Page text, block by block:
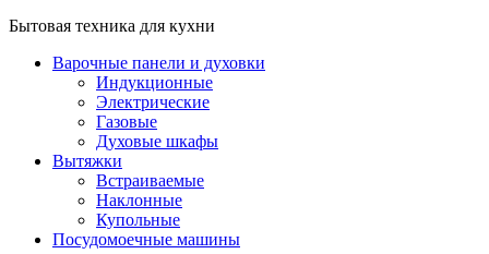
Бытовая техника для кухни
Варочные панели и духовки
Индукционные
Электрические
Газовые
Духовые шкафы
Вытяжки
Встраиваемые
Наклонные
Купольные
Посудомоечные машины